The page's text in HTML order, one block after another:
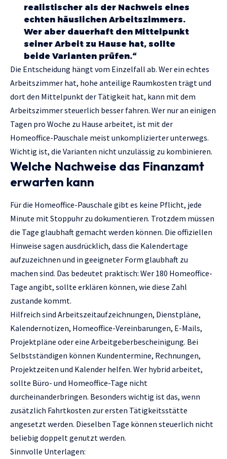
realistischer als der Nachweis eines
echten häuslichen Arbeitszimmers.
Wer aber dauerhaft den Mittelpunkt
seiner Arbeit zu Hause hat, sollte
beide Varianten prüfen.“
Die Entscheidung hängt vom Einzelfall ab. Wer ein echtes
Arbeitszimmer hat, hohe anteilige Raumkosten trägt und
dort den Mittelpunkt der Tätigkeit hat, kann mit dem
Arbeitszimmer steuerlich besser fahren. Wer nur an einigen
Tagen pro Woche zu Hause arbeitet, ist mit der
Homeoffice-Pauschale meist unkomplizierter unterwegs.
Wichtig ist, die Varianten nicht unzulässig zu kombinieren.
Welche Nachweise das Finanzamt
erwarten kann
Für die Homeoffice-Pauschale gibt es keine Pflicht, jede
Minute mit Stoppuhr zu dokumentieren. Trotzdem müssen
die Tage glaubhaft gemacht werden können. Die offiziellen
Hinweise sagen ausdrücklich, dass die Kalendertage
aufzuzeichnen und in geeigneter Form glaubhaft zu
machen sind. Das bedeutet praktisch: Wer 180 Homeoffice-
Tage angibt, sollte erklären können, wie diese Zahl
zustande kommt.
Hilfreich sind Arbeitszeitaufzeichnungen, Dienstpläne,
Kalendernotizen, Homeoffice-Vereinbarungen, E-Mails,
Projektpläne oder eine Arbeitgeberbescheinigung. Bei
Selbstständigen können Kundentermine, Rechnungen,
Projektzeiten und Kalender helfen. Wer hybrid arbeitet,
sollte Büro- und Homeoffice-Tage nicht
durcheinanderbringen. Besonders wichtig ist das, wenn
zusätzlich Fahrtkosten zur ersten Tätigkeitsstätte
angesetzt werden. Dieselben Tage können steuerlich nicht
beliebig doppelt genutzt werden.
Sinnvolle Unterlagen: